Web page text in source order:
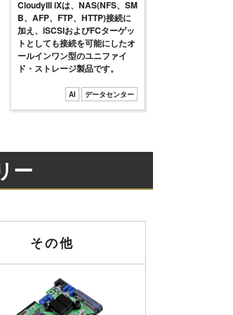
CloudyIII iXは、NAS(NFS、SM
B、AFP、FTP、HTTP)接続に
加え、iSCSIおよびFCターゲッ
トとしても接続を可能にしたオ
ールインワン型のユニファイ
ド・ストレージ製品です。
AI データセンター
ー
その他